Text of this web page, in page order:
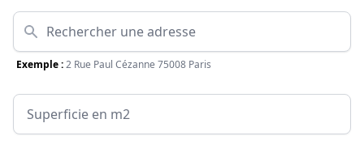
Adresse
Exemple :2 Rue Paul Cézanne 75008 Paris
Surface